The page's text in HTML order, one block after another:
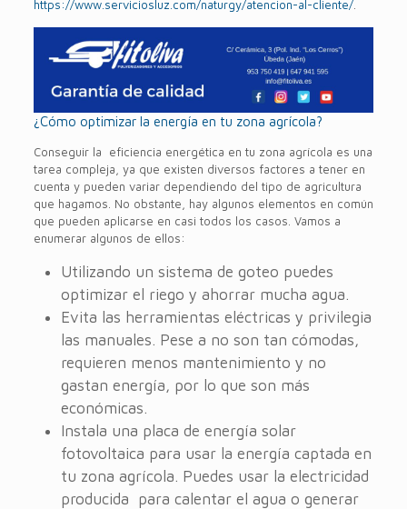
https://www.serviciosluz.com/naturgy/atencion-al-cliente/.
¿Cómo optimizar la energía en tu zona agrícola?
Conseguir la eficiencia energética en tu zona agrícola es una
tarea compleja, ya que existen diversos factores a tener en
cuenta y pueden variar dependiendo del tipo de agricultura
que hagamos. No obstante, hay algunos elementos en común
que pueden aplicarse en casi todos los casos. Vamos a
enumerar algunos de ellos:
Utilizando un sistema de goteo puedes
optimizar el riego y ahorrar mucha agua.
Evita las herramientas eléctricas y privilegia
las manuales. Pese a no son tan cómodas,
requieren menos mantenimiento y no
gastan energía, por lo que son más
económicas.
Instala una placa de energía solar
fotovoltaica para usar la energía captada en
tu zona agrícola. Puedes usar la electricidad
producida para calentar el agua o generar